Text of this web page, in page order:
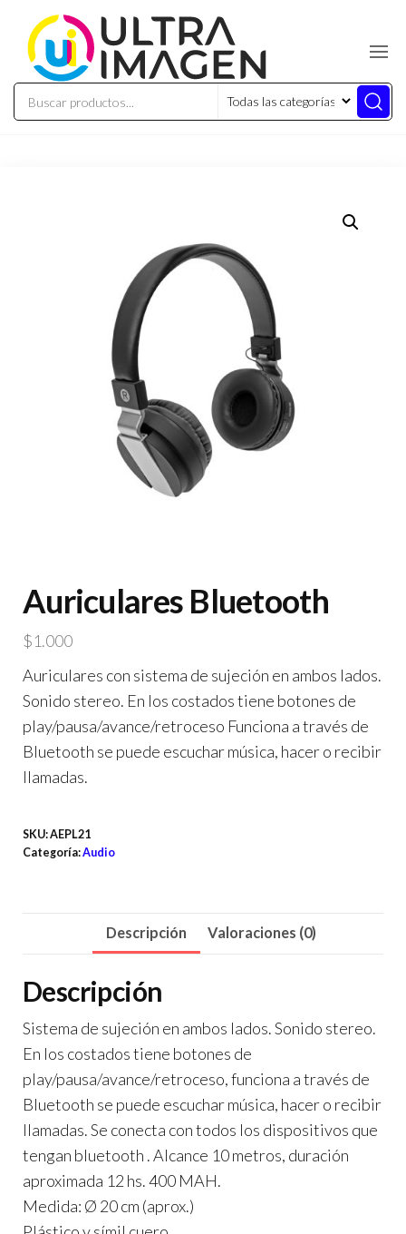
Auriculares Bluetooth
$1.000
Auriculares con sistema de sujeción en ambos lados.
Sonido stereo. En los costados tiene botones de
play/pausa/avance/retroceso Funciona a través de
Bluetooth se puede escuchar música, hacer o recibir
llamadas.
SKU:AEPL21
Categoría:Audio
Descripción Valoraciones (0)
Descripción
Sistema de sujeción en ambos lados. Sonido stereo.
En los costados tiene botones de
play/pausa/avance/retroceso, funciona a través de
Bluetooth se puede escuchar música, hacer o recibir
llamadas. Se conecta con todos los dispositivos que
tengan bluetooth . Alcance 10 metros, duración
aproximada 12 hs. 400 MAH.
Medida: Ø 20 cm (aprox.)